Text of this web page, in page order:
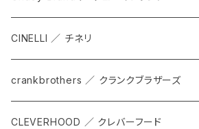
KOMPAK
TKS
SACOCHE
BOTTOMS
ACCESORRIES
RIDE ACCESORRIES
CINELLI ／ チネリ
crankbrothers ／ クランクブラザーズ
CLEVERHOOD ／ クレバーフード